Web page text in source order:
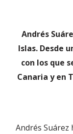
Andrés
Islas. Desde
con los que
Canaria y en
Andrés